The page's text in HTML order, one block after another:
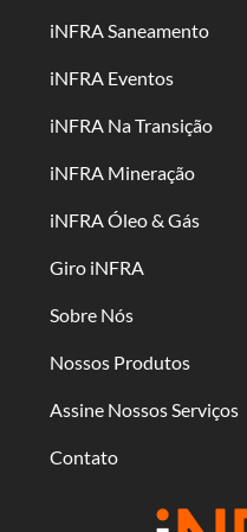
iNFRA Saneamento
iNFRA Eventos
iNFRA Na Transição
iNFRA Mineração
iNFRA Óleo & Gás
Giro iNFRA
Sobre Nós
Nossos Produtos
Assine Nossos Serviços
Contato